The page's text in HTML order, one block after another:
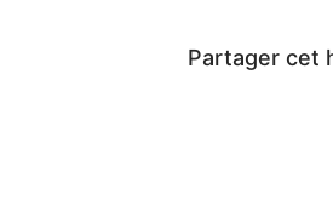
Partager cet